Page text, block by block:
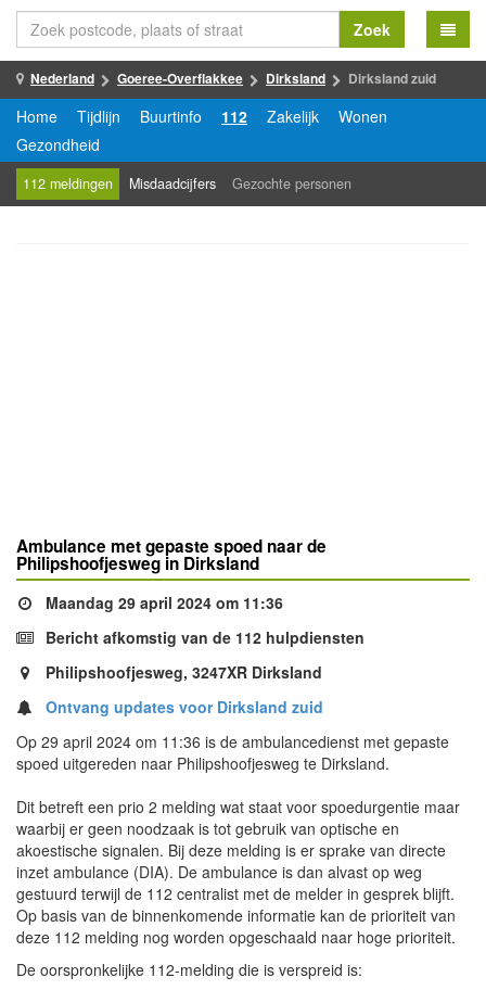
Zoek
Nederland Goeree-Overflakkee Dirksland Dirksland zuid
Home Tijdlijn Buurtinfo 112 Zakelijk
Wonen
Gezondheid
112 meldingen Misdaadcijfers Gezochte personen
Ambulance met gepaste spoed naar de
Philipshoofjesweg in Dirksland
Maandag 29 april 2024 om 11:36
Bericht afkomstig van de 112 hulpdiensten
Philipshoofjesweg, 3247XR Dirksland
Ontvang updates voor Dirksland zuid
Op 29 april 2024 om 11:36 is de ambulancedienst met gepaste
spoed uitgereden naar Philipshoofjesweg te Dirksland.
Dit betreft een prio 2 melding wat staat voor spoedurgentie maar
waarbij er geen noodzaak is tot gebruik van optische en
akoestische signalen. Bij deze melding is er sprake van directe
inzet ambulance (DIA). De ambulance is dan alvast op weg
gestuurd terwijl de 112 centralist met de melder in gesprek blijft.
Op basis van de binnenkomende informatie kan de prioriteit van
deze 112 melding nog worden opgeschaald naar hoge prioriteit.
De oorspronkelijke 112-melding die is verspreid is: